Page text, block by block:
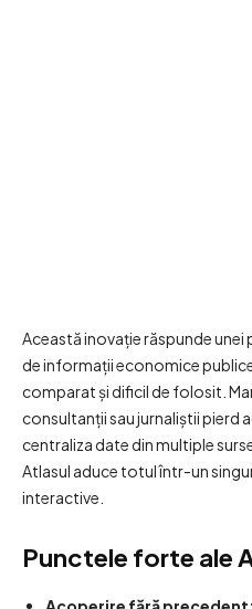
Această inovație răspunde
de informații economice
comparat și dificil de folosit.
consultanții sau jurnaliștii pierd
centraliza date din multiple surse
Atlasul aduce totul într-un
interactive.
Punctele forte ale